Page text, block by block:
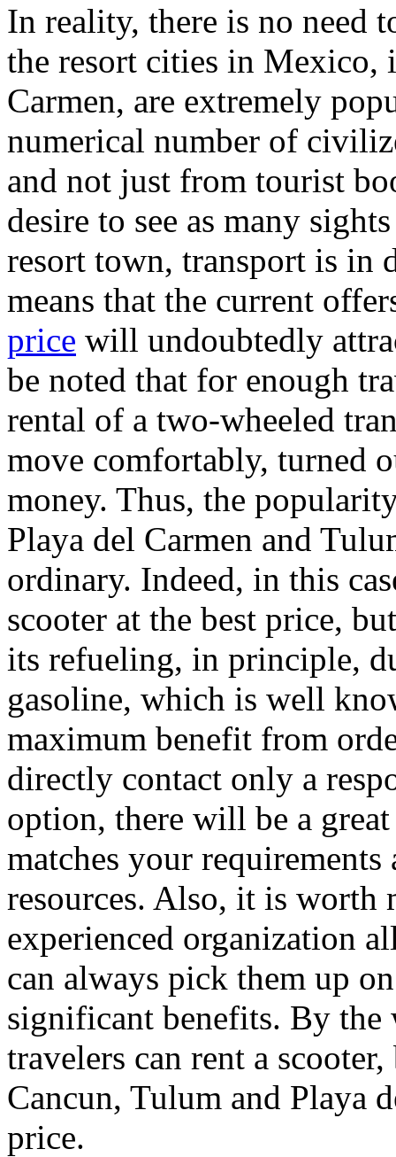
In reality, there is no need
the resort cities in Mexico,
Carmen, are extremely
numerical number of
and not just from tourist
desire to see as many
resort town, transport is in
means that the current
price will undoubtedly
be noted that for enough
rental of a two-wheeled
move comfortably, turned
money. Thus, the
Playa del Carmen and
ordinary. Indeed, in this
scooter at the best price,
its refueling, in principle,
gasoline, which is well
maximum benefit from
directly contact only a
option, there will be a
matches your
resources. Also, it is worth
experienced organization
can always pick them up
significant benefits. By
travelers can rent a
Cancun, Tulum and Playa
price.